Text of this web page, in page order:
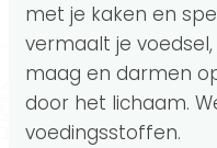
met je kaken en
vermaalt je
maag en darmen
door het lichaam.
voedingsstoffen.